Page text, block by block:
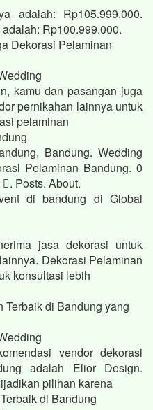
adalah: Rp105.999.000.
Rp100.999.000.
Dekorasi Pelaminan
kamu dan pasangan juga
pernikahan lainnya untuk
pelaminan
Bandung. Wedding
Pelaminan Bandung. 0
Posts. About.
di bandung di Global
jasa dekorasi untuk
Dekorasi Pelaminan
konsultasi lebih
Terbaik di Bandung yang
vendor dekorasi
adalah Elior Design.
pilihan karena
di Bandung